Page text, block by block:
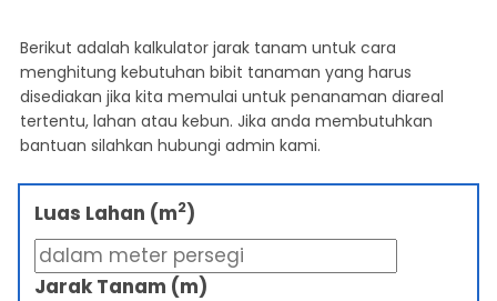
Berikut adalah kalkulator jarak tanam untuk cara
menghitung kebutuhan bibit tanaman yang harus
disediakan jika kita memulai untuk penanaman diareal
tertentu, lahan atau kebun. Jika anda membutuhkan
bantuan silahkan hubungi admin kami.
Luas Lahan (m2)
Jarak Tanam (m)